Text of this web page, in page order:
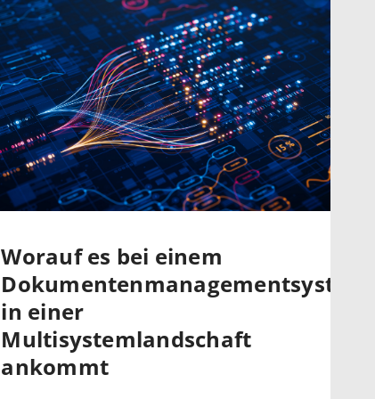
Worauf es bei einem
Dokumentenmanagementsystem
in einer
Multisystemlandschaft
ankommt